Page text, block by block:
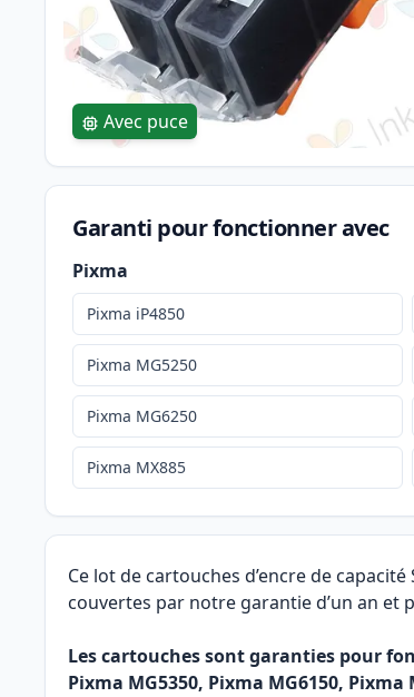
Avec puce
Ce lot de cartouches d’encre de
couvertes par notre garantie d’un an
Les cartouches sont garanties pour
Pixma MG5350, Pixma MG6150,
Garanti pour fonctionner avec
Pixma
Pixma iP4850
Pixma MG5250
Pixma MG6250
Pixma MX885